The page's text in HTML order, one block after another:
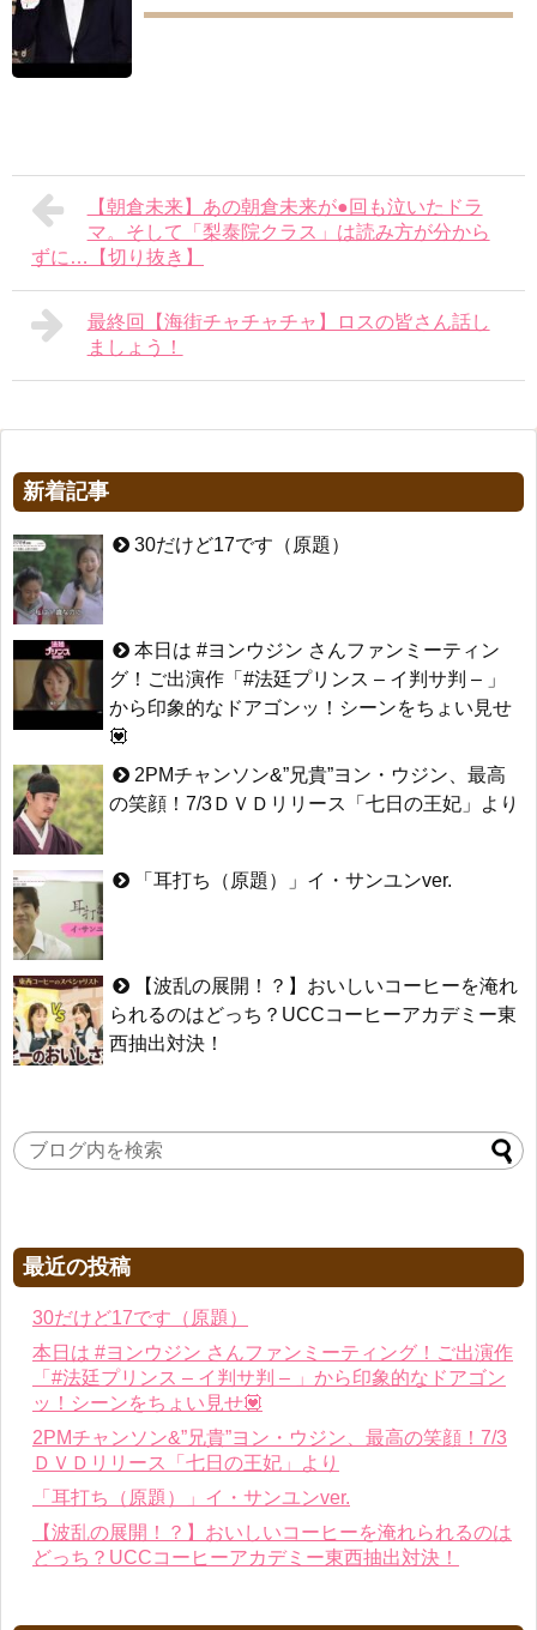
【朝倉未来】あの朝倉未来が●回も泣いたドラ
マ。そして「梨泰院クラス」は読み方が分から
ずに…【切り抜き】
最終回【海街チャチャチャ】ロスの皆さん話し
ましょう！
新着記事
30だけど17です（原題）
本日は #ヨンウジン さんファンミーティン
グ！ご出演作「#法廷プリンス – イ判サ判 – 」
から印象的なドアゴンッ！シーンをちょい見せ
💟
2PMチャンソン&”兄貴”ヨン・ウジン、最高
の笑顔！7/3ＤＶＤリリース「七日の王妃」より
「耳打ち（原題）」イ・サンユンver.
【波乱の展開！？】おいしいコーヒーを淹れ
られるのはどっち？UCCコーヒーアカデミー東
西抽出対決！
最近の投稿
30だけど17です（原題）
本日は #ヨンウジン さんファンミーティング！ご出演作
「#法廷プリンス – イ判サ判 – 」から印象的なドアゴン
ッ！シーンをちょい見せ💟
2PMチャンソン&”兄貴”ヨン・ウジン、最高の笑顔！7/3
ＤＶＤリリース「七日の王妃」より
「耳打ち（原題）」イ・サンユンver.
【波乱の展開！？】おいしいコーヒーを淹れられるのは
どっち？UCCコーヒーアカデミー東西抽出対決！